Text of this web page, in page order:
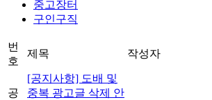
중고장터
구인구직
번
호
제목 작성자
공
[공지사항] 도배 및
중복 광고글 삭제 안